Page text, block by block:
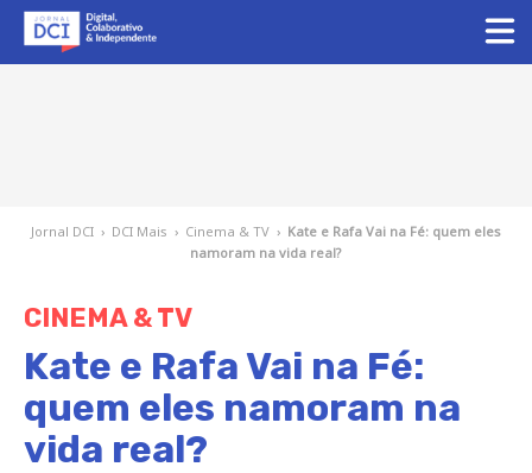
Jornal DCI › DCI Mais › Cinema & TV › Kate e Rafa Vai na Fé: quem eles
namoram na vida real?
CINEMA & TV
Kate e Rafa Vai na Fé:
quem eles namoram na
vida real?